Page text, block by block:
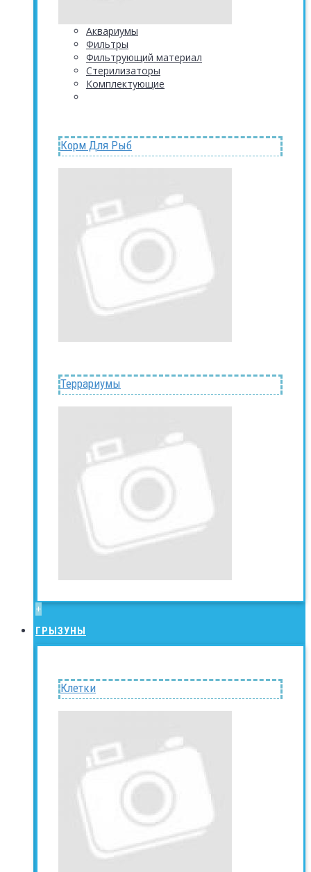
Аквариумы
Фильтры
Фильтрующий материал
Стерилизаторы
Комплектующие
Корм Для Рыб
Террариумы
+
ГРЫЗУНЫ
Клетки